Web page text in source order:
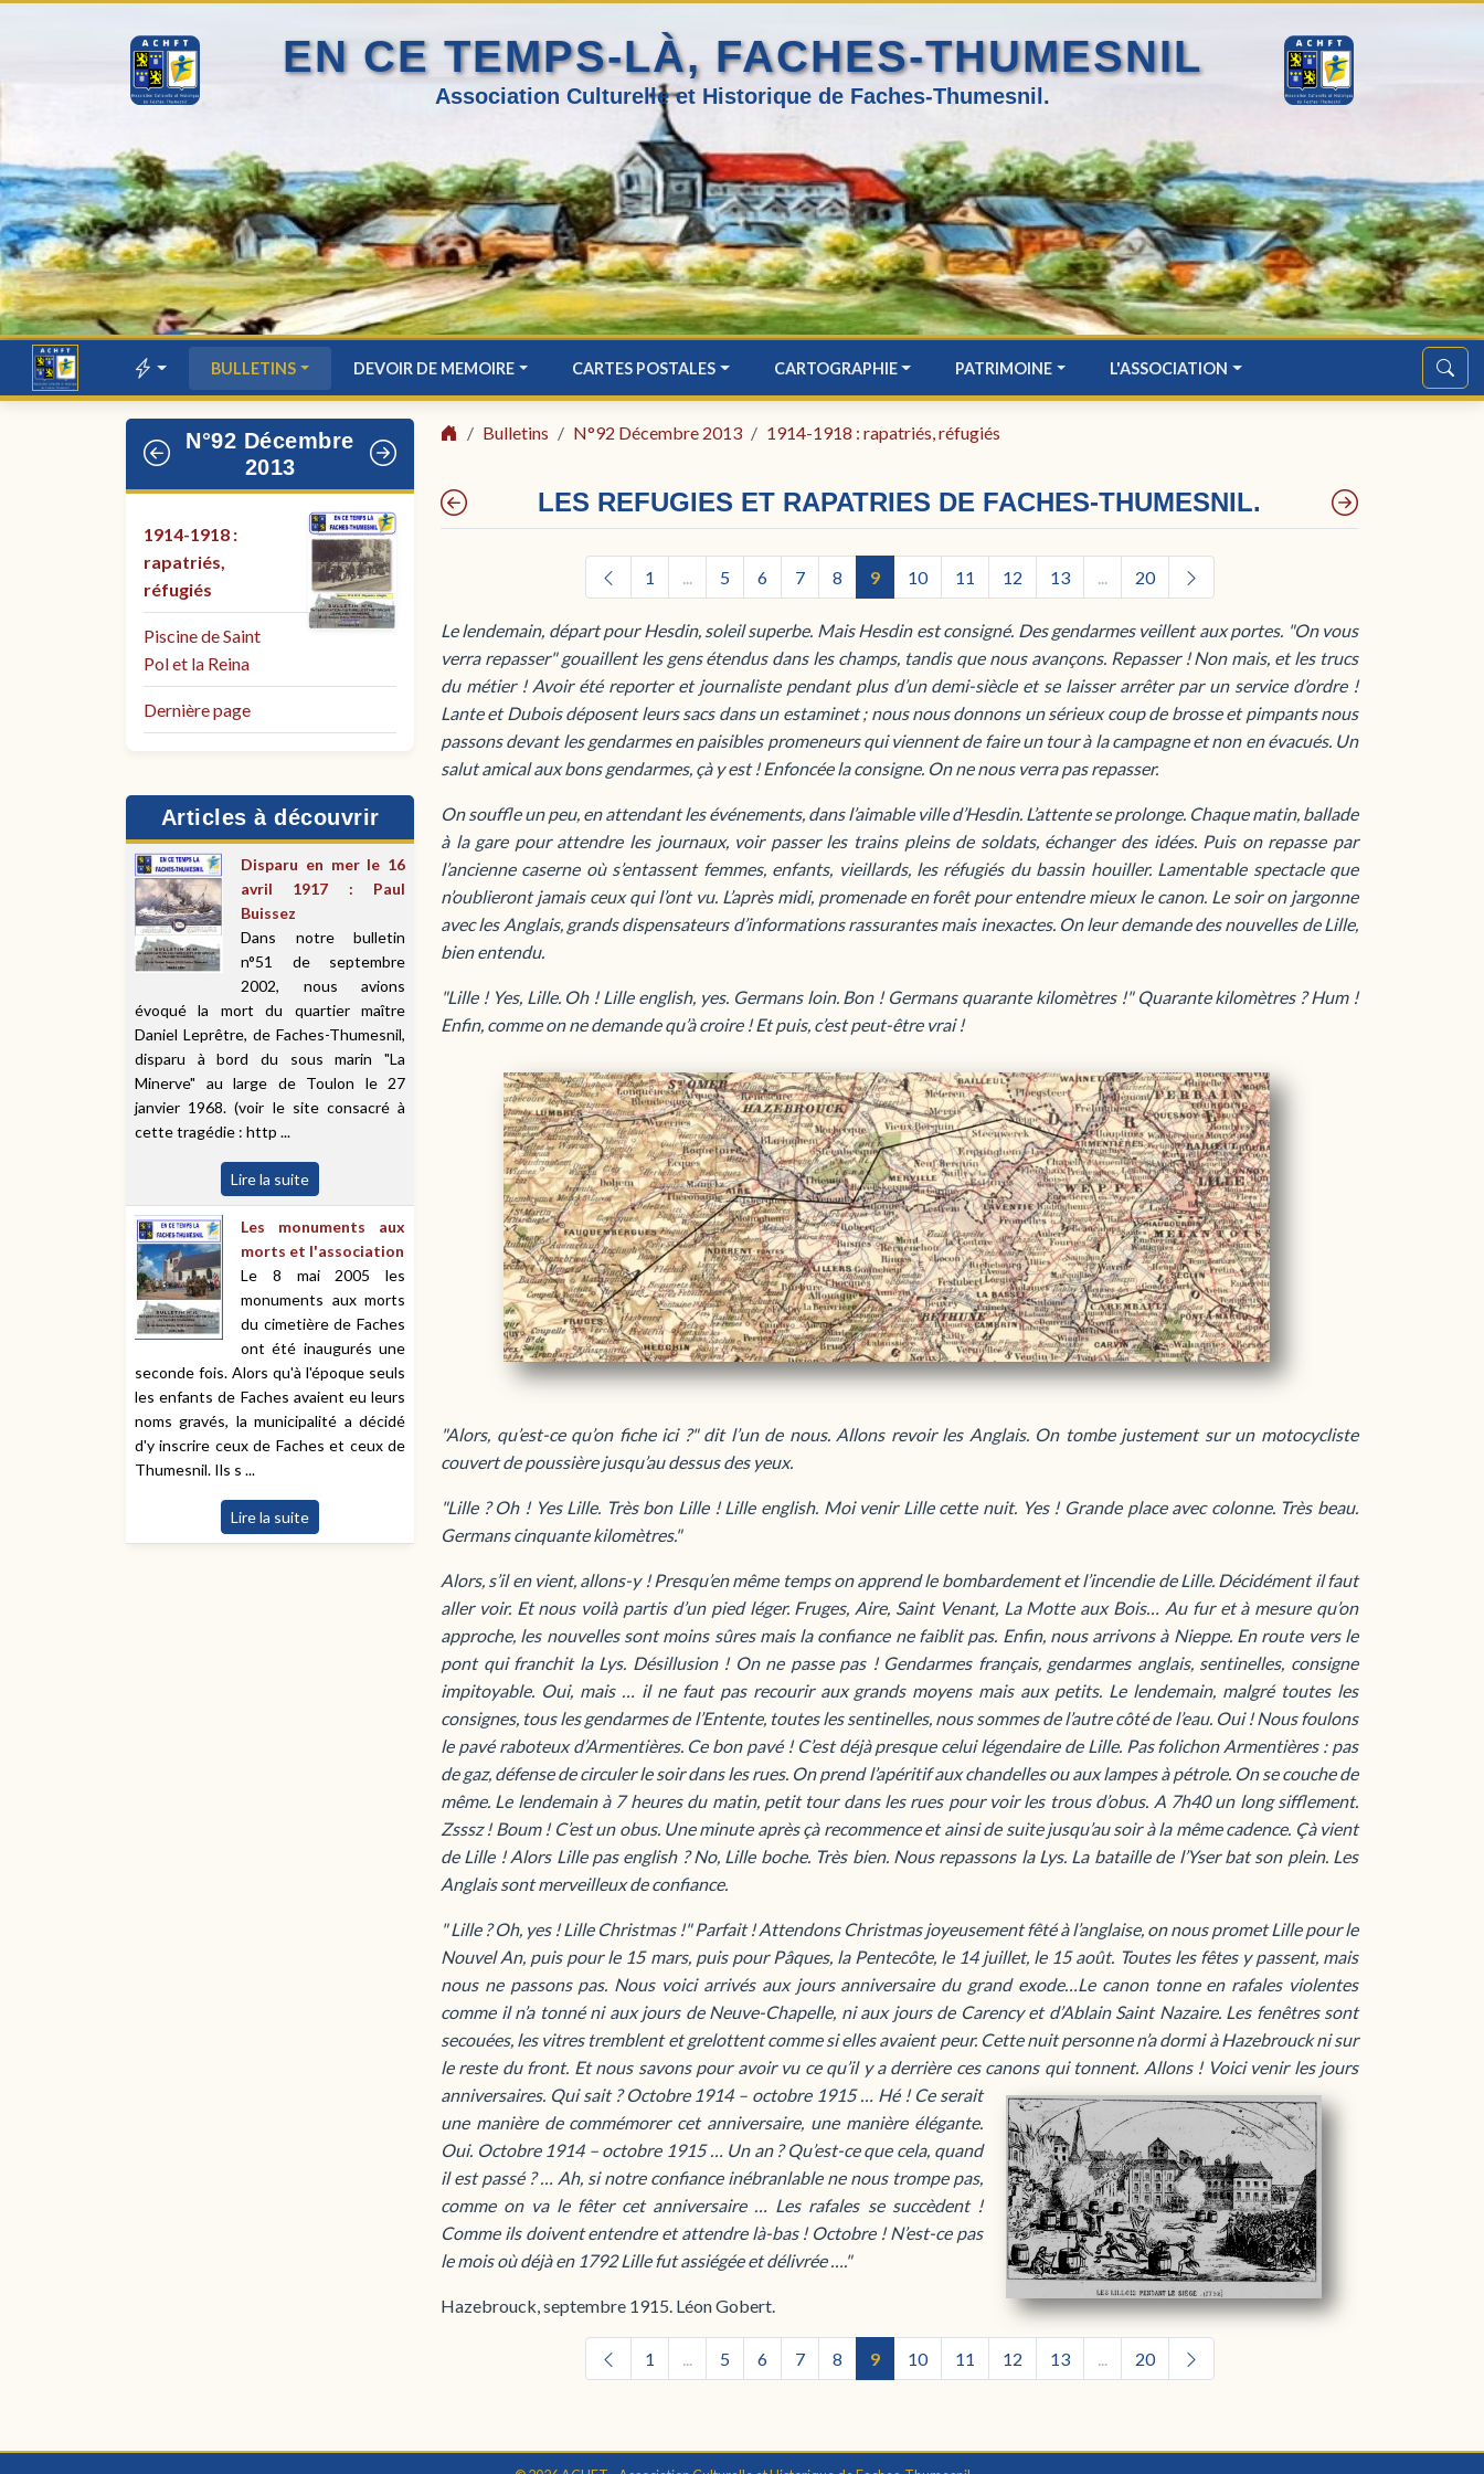
EN CE TEMPS-LÀ, FACHES-THUMESNIL
Association Culturelle et Historique de Faches-Thumesnil.
BULLETINS DEVOIR DE MEMOIRE CARTES POSTALES CARTOGRAPHIE PATRIMOINE L'ASSOCIATION
N°92 Décembre
2013
1914-1918 :
rapatriés,
réfugiés
Piscine de Saint
Pol et la Reina
Dernière page
Articles à découvrir
Disparu en mer le 16
avril 1917 : Paul
Buissez
Dans notre bulletin
n°51 de septembre
2002, nous avions
évoqué la mort du quartier maître
Daniel Leprêtre, de Faches-Thumesnil,
disparu à bord du sous marin "La
Minerve" au large de Toulon le 27
janvier 1968. (voir le site consacré à
cette tragédie : http ...
Lire la suite
Les monuments aux
morts et l'association
Le 8 mai 2005 les
monuments aux morts
du cimetière de Faches
ont été inaugurés une
seconde fois. Alors qu'à l'époque seuls
les enfants de Faches avaient eu leurs
noms gravés, la municipalité a décidé
d'y inscrire ceux de Faches et ceux de
Thumesnil. Ils s ...
Lire la suite
Bulletins N°92 Décembre 2013 1914-1918 : rapatriés, réfugiés
LES REFUGIES ET RAPATRIES DE FACHES-THUMESNIL.
1 ... 5 6 7 8 9 10 11 12 13 ... 20
Le lendemain, départ pour Hesdin, soleil superbe. Mais Hesdin est consigné. Des gendarmes veillent aux portes. "On vous
verra repasser" gouaillent les gens étendus dans les champs, tandis que nous avançons. Repasser ! Non mais, et les trucs
du métier ! Avoir été reporter et journaliste pendant plus d’un demi-siècle et se laisser arrêter par un service d’ordre !
Lante et Dubois déposent leurs sacs dans un estaminet ; nous nous donnons un sérieux coup de brosse et pimpants nous
passons devant les gendarmes en paisibles promeneurs qui viennent de faire un tour à la campagne et non en évacués. Un
salut amical aux bons gendarmes, çà y est ! Enfoncée la consigne. On ne nous verra pas repasser.
On souffle un peu, en attendant les événements, dans l’aimable ville d’Hesdin. L’attente se prolonge. Chaque matin, ballade
à la gare pour attendre les journaux, voir passer les trains pleins de soldats, échanger des idées. Puis on repasse par
l’ancienne caserne où s’entassent femmes, enfants, vieillards, les réfugiés du bassin houiller. Lamentable spectacle que
n’oublieront jamais ceux qui l’ont vu. L’après midi, promenade en forêt pour entendre mieux le canon. Le soir on jargonne
avec les Anglais, grands dispensateurs d’informations rassurantes mais inexactes. On leur demande des nouvelles de Lille,
bien entendu.
"Lille ! Yes, Lille. Oh ! Lille english, yes. Germans loin. Bon ! Germans quarante kilomètres !" Quarante kilomètres ? Hum !
Enfin, comme on ne demande qu’à croire ! Et puis, c’est peut-être vrai !
"Alors, qu’est-ce qu’on fiche ici ?" dit l’un de nous. Allons revoir les Anglais. On tombe justement sur un motocycliste
couvert de poussière jusqu’au dessus des yeux.
"Lille ? Oh ! Yes Lille. Très bon Lille ! Lille english. Moi venir Lille cette nuit. Yes ! Grande place avec colonne. Très beau.
Germans cinquante kilomètres."
Alors, s’il en vient, allons-y ! Presqu’en même temps on apprend le bombardement et l’incendie de Lille. Décidément il faut
aller voir. Et nous voilà partis d’un pied léger. Fruges, Aire, Saint Venant, La Motte aux Bois… Au fur et à mesure qu’on
approche, les nouvelles sont moins sûres mais la confiance ne faiblit pas. Enfin, nous arrivons à Nieppe. En route vers le
pont qui franchit la Lys. Désillusion ! On ne passe pas ! Gendarmes français, gendarmes anglais, sentinelles, consigne
impitoyable. Oui, mais … il ne faut pas recourir aux grands moyens mais aux petits. Le lendemain, malgré toutes les
consignes, tous les gendarmes de l’Entente, toutes les sentinelles, nous sommes de l’autre côté de l’eau. Oui ! Nous foulons
le pavé raboteux d’Armentières. Ce bon pavé ! C’est déjà presque celui légendaire de Lille. Pas folichon Armentières : pas
de gaz, défense de circuler le soir dans les rues. On prend l’apéritif aux chandelles ou aux lampes à pétrole. On se couche de
même. Le lendemain à 7 heures du matin, petit tour dans les rues pour voir les trous d’obus. A 7h40 un long sifflement.
Zsssz ! Boum ! C’est un obus. Une minute après çà recommence et ainsi de suite jusqu’au soir à la même cadence. Çà vient
de Lille ! Alors Lille pas english ? No, Lille boche. Très bien. Nous repassons la Lys. La bataille de l’Yser bat son plein. Les
Anglais sont merveilleux de confiance.
" Lille ? Oh, yes ! Lille Christmas !" Parfait ! Attendons Christmas joyeusement fêté à l’anglaise, on nous promet Lille pour le
Nouvel An, puis pour le 15 mars, puis pour Pâques, la Pentecôte, le 14 juillet, le 15 août. Toutes les fêtes y passent, mais
nous ne passons pas. Nous voici arrivés aux jours anniversaire du grand exode…Le canon tonne en rafales violentes
comme il n’a tonné ni aux jours de Neuve-Chapelle, ni aux jours de Carency et d’Ablain Saint Nazaire. Les fenêtres sont
secouées, les vitres tremblent et grelottent comme si elles avaient peur. Cette nuit personne n’a dormi à Hazebrouck ni sur
le reste du front. Et nous savons pour avoir vu ce qu’il y a derrière ces canons qui tonnent. Allons ! Voici venir les jours
anniversaires. Qui sait ? Octobre 1914 – octobre 1915 … Hé ! Ce serait
une manière de commémorer cet anniversaire, une manière élégante.
Oui. Octobre 1914 – octobre 1915 … Un an ? Qu’est-ce que cela, quand
il est passé ? … Ah, si notre confiance inébranlable ne nous trompe pas,
comme on va le fêter cet anniversaire … Les rafales se succèdent !
Comme ils doivent entendre et attendre là-bas ! Octobre ! N’est-ce pas
le mois où déjà en 1792 Lille fut assiégée et délivrée …."
Hazebrouck, septembre 1915. Léon Gobert.
1 ... 5 6 7 8 9 10 11 12 13 ... 20